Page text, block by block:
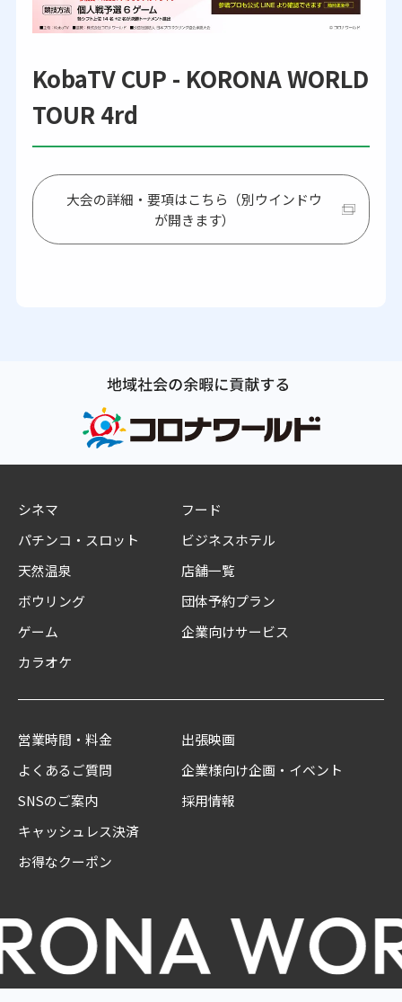
KobaTV CUP - KORONA WORLD
TOUR 4rd
大会の詳細・要項はこちら（別ウインドウ
が開きます）
シネマ
パチンコ・スロット
天然温泉
ボウリング
ゲーム
カラオケ
フード
ビジネスホテル
店舗一覧
団体予約プラン
企業向けサービス
営業時間・料金
よくあるご質問
SNSのご案内
キャッシュレス決済
お得なクーポン
出張映画
企業様向け企画・イベント
採用情報